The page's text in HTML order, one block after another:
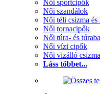
Női sportcipők
Női szandálok
Női téli csizma és
Női tornacipők
Női túra- és
Női vízi cipők
Női vizálló csizma
Láss többet...